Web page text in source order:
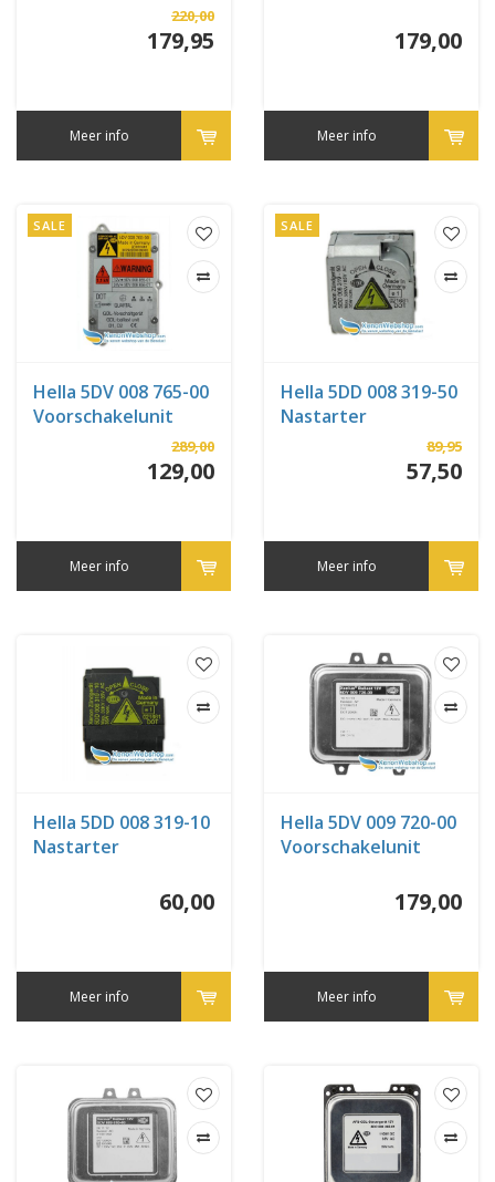
220,00
179,95
Meer info
179,00
Meer info
SALE
Hella 5DV 008 765-00
Voorschakelunit
289,00
129,00
Meer info
SALE
Hella 5DD 008 319-50
Nastarter
89,95
57,50
Meer info
Hella 5DD 008 319-10
Nastarter
60,00
Meer info
Hella 5DV 009 720-00
Voorschakelunit
179,00
Meer info